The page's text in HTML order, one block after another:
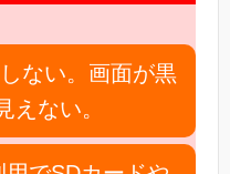
ない。画面が黒
えない。